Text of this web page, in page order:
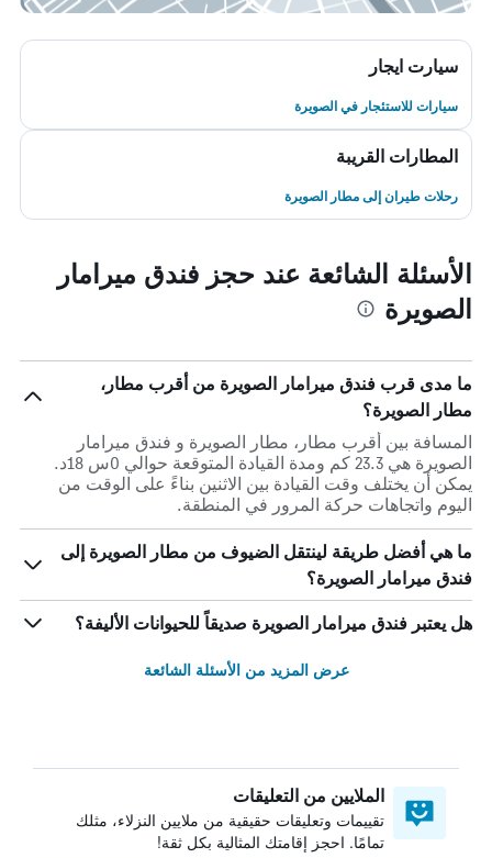
سيارت ايجار
سيارات للاستئجار في الصويرة
المطارات القريبة
رحلات طيران إلى مطار الصويرة
الأسئلة الشائعة عند حجز فندق ميرامار
الصويرة
ما مدى قرب فندق ميرامار الصويرة من أقرب مطار،
مطار الصويرة؟
المسافة بين أقرب مطار، مطار الصويرة و فندق ميرامار
الصويرة هي 23.3 كم ومدة القيادة المتوقعة حوالي 0س 18د.
يمكن أن يختلف وقت القيادة بين الاثنين بناءً على الوقت من
اليوم واتجاهات حركة المرور في المنطقة.
ما هي أفضل طريقة لينتقل الضيوف من مطار الصويرة إلى
فندق ميرامار الصويرة؟
هل يعتبر فندق ميرامار الصويرة صديقاً للحيوانات الأليفة؟
عرض المزيد من الأسئلة الشائعة
الملايين من التعليقات
تقييمات وتعليقات حقيقية من ملايين النزلاء، مثلك
تمامًا. احجز إقامتك المثالية بكل ثقة!